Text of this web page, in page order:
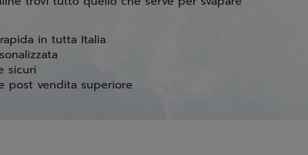
in tutta Italia
sicuri
post vendita superiore